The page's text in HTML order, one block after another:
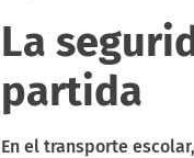
La
partida
En el transporte